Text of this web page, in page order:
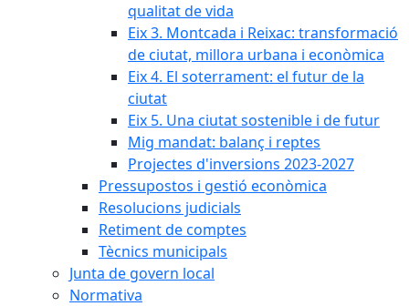
qualitat de vida
Eix 3. Montcada i Reixac: transformació
de ciutat, millora urbana i econòmica
Eix 4. El soterrament: el futur de la
ciutat
Eix 5. Una ciutat sostenible i de futur
Mig mandat: balanç i reptes
Projectes d'inversions 2023-2027
Pressupostos i gestió econòmica
Resolucions judicials
Retiment de comptes
Tècnics municipals
Junta de govern local
Normativa